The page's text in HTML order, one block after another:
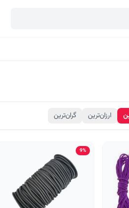
ارزان‌ترین گران‌ترین
9%